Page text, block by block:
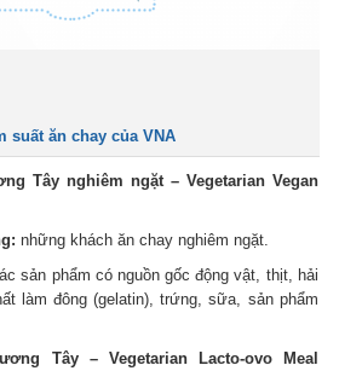
suất ăn chay của VNA
Tây nghiêm ngặt – Vegetarian Vegan
những khách ăn chay nghiêm ngặt.
sản phẩm có nguồn gốc động vật, thịt, hải
làm đông (gelatin), trứng, sữa, sản phẩm
Tây – Vegetarian Lacto-ovo Meal